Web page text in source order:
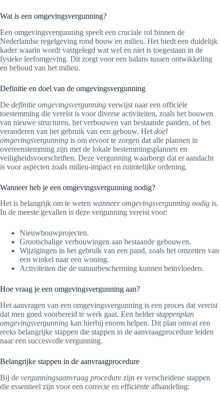
Wat is een omgevingsvergunning?
Een omgevingsvergunning speelt een cruciale rol binnen de
Nederlandse regelgeving rond bouw en milieu. Het biedt een duidelijk
kader waarin wordt vastgelegd wat wel en niet is toegestaan in de
fysieke leefomgeving. Dit zorgt voor een balans tussen ontwikkeling
en behoud van het milieu.
Definitie en doel van de omgevingsvergunning
De definitie omgevingsvergunning verwijst naar een officiële
toestemming die vereist is voor diverse activiteiten, zoals het bouwen
van nieuwe structuren, het verbouwen van bestaande panden, of het
veranderen van het gebruik van een gebouw. Het doel
omgevingsvergunning is om ervoor te zorgen dat alle plannen in
overeenstemming zijn met de lokale bestemmingsplannen en
veiligheidsvoorschriften. Deze vergunning waarborgt dat er aandacht
is voor aspecten zoals milieu-impact en ruimtelijke ordening.
Wanneer heb je een omgevingsvergunning nodig?
Het is belangrijk om te weten wanneer omgevingsvergunning nodig is.
In de meeste gevallen is deze vergunning vereist voor:
Nieuwbouwprojecten.
Grootschalige verbouwingen aan bestaande gebouwen.
Wijzigingen in het gebruik van een pand, zoals het omzetten van
een winkel naar een woning.
Activiteiten die de natuurbescherming kunnen beïnvloeden.
Hoe vraag je een omgevingsvergunning aan?
Het aanvragen van een omgevingsvergunning is een proces dat vereist
dat men goed voorbereid te werk gaat. Een helderstappenplan
omgevingsvergunning kan hierbij enorm helpen. Dit plan omvat een
reeks belangrijke stappen die stappen in de aanvraagprocedure leiden
naar een succesvolle vergunning.
Belangrijke stappen in de aanvraagprocedure
Bij de vergunningsaanvraag procedure zijn er verscheidene stappen
die essentieel zijn voor een correcte en efficiënte afhandeling: